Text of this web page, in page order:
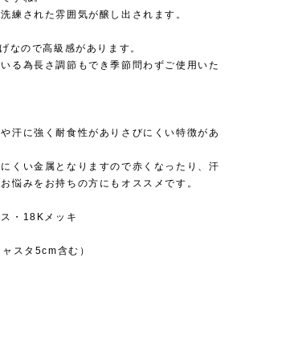
練された雰囲気が醸し出されます。
なので高級感があります。
る為長さ調節もでき季節問わずご使用いた
汗に強く耐食性がありさびにくい特徴があ
くい金属となりますので赤くなったり、汗
悩みをお持ちの方にもオススメです。
・18Kメッキ
スタ5cm含む）